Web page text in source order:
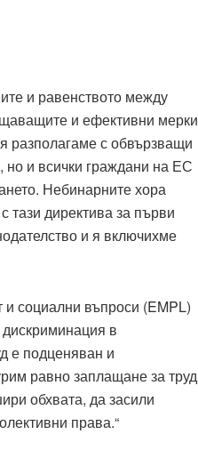
и равенството между
и ефективни мерки
разполагаме с обвързващи
но и всички граждани на ЕС
Небинарните хора
директива за първи
и я включихме
и социални въпроси (EMPL)
в
е подценяван и
равно заплащане за труд
обхвата, да засили
права.“